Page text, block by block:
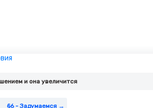
только те двери, которые ты считаешь
Какой смысл, по-вашему, заложен в
театра в Санкт-Петербурге
и она увеличится
§6 - Задумаемся